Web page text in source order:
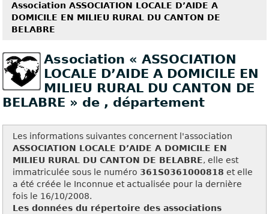
Association ASSOCIATION LOCALE D’AIDE A
DOMICILE EN MILIEU RURAL DU CANTON DE
BELABRE
Association « ASSOCIATION
LOCALE D’AIDE A DOMICILE EN
MILIEU RURAL DU CANTON DE
BELABRE » de , département
Les informations suivantes concernent l'association
ASSOCIATION LOCALE D’AIDE A DOMICILE EN
MILIEU RURAL DU CANTON DE BELABRE, elle est
immatriculée sous le numéro 361S0361000818 et elle
a été créée le Inconnue et actualisée pour la dernière
fois le 16/10/2008.
Les données du répertoire des associations